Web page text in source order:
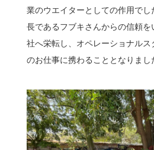
業のウエイターとしての作用でし
長であるフブキさんからの信頼を
社へ栄転し、オペレーショナル
のお仕事に携わることとなりまし